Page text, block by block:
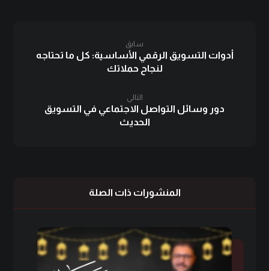
سابق
أدوات التسويق الرقمي الأساسية: كل ما تحتاجه
لنجاح حملاتك
التالي
دور وسائل التواصل الاجتماعي في التسويق
الحديث
المنشورات ذات الصلة